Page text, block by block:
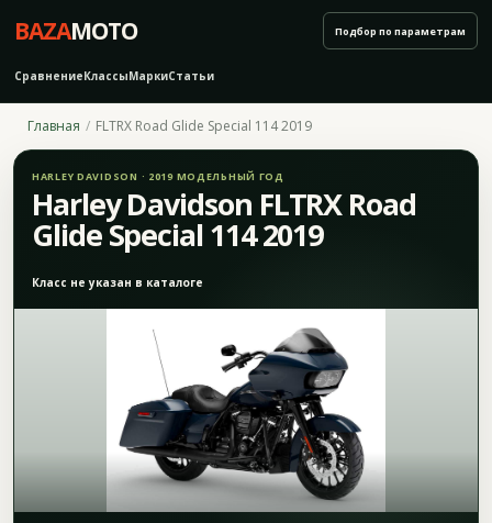
BAZAMOTO
СравнениеКлассыМаркиСтатьи
Подбор по параметрам
Главная FLTRX Road Glide Special 114 2019
HARLEY DAVIDSON · 2019 МОДЕЛЬНЫЙ ГОД
Harley Davidson FLTRX Road
Glide Special 114 2019
Класс не указан в каталоге